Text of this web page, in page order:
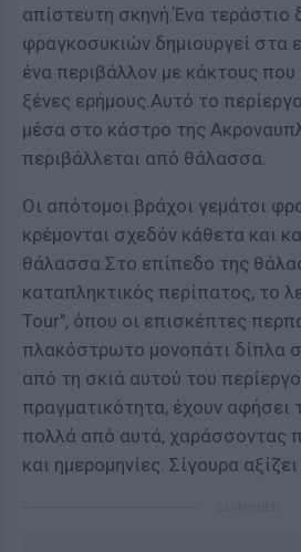
απίστευτη σκηνή.Ένα τεράστιο
φραγκοσυκιών δημιουργεί στα
ένα περιβάλλον με κάκτους
ξένες ερήμους.Αυτό το
μέσα στο κάστρο της
περιβάλλεται από θάλασσα.
Οι απότομοι βράχοι γεμάτοι
κρέμονται σχεδόν κάθετα και
θάλασσα.Στο επίπεδο της
καταπληκτικός περίπατος, το
Tour", όπου οι επισκέπτες
πλακόστρωτο μονοπάτι δίπλα
από τη σκιά αυτού του
πραγματικότητα, έχουν αφήσει
πολλά από αυτά, χαράσσοντας
και ημερομηνίες. Σίγουρα